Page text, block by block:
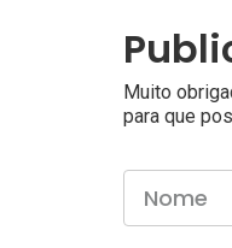
Muito
para que